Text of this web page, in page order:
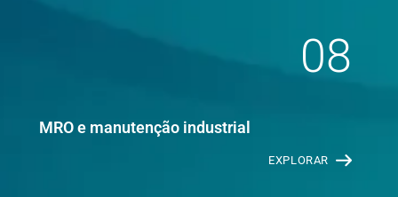
08
MRO e manutenção industrial
EXPLORAR